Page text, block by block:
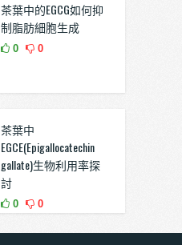
茶葉中的EGCG如何抑
制脂肪細胞生成
0 0
茶葉中
EGCE(Epigallocatechin
gallate)生物利用率探
討
0 0